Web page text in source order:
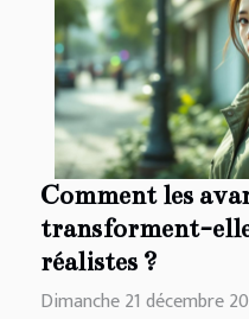
Comment les
transforment-
réalistes ?
Dimanche 21 décembre